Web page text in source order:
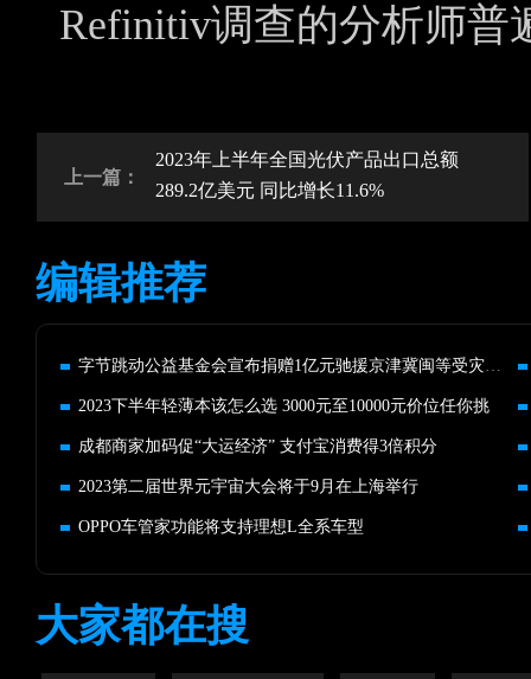
Refinitiv调查的分析师普
上一篇：
2023年上半年全国光伏产品出口总额
289.2亿美元 同比增长11.6%
编辑推荐
字节跳动公益基金会宣布捐赠1亿元驰援京津冀闽等受灾地区
2023下半年轻薄本该怎么选 3000元至10000元价位任你挑
成都商家加码促“大运经济” 支付宝消费得3倍积分
2023第二届世界元宇宙大会将于9月在上海举行
OPPO车管家功能将支持理想L全系车型
大家都在搜